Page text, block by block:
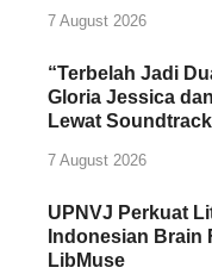
7 August 2026
“Terbelah Jadi
Gloria Jessica
Lewat
7 August 2026
UPNVJ Perkuat
Indonesian Brain
LibMuse